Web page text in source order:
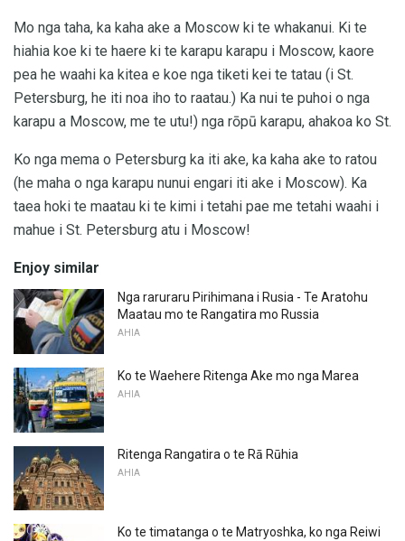
Mo nga taha, ka kaha ake a Moscow ki te whakanui. Ki te
hiahia koe ki te haere ki te karapu karapu i Moscow, kaore
pea he waahi ka kitea e koe nga tiketi kei te tatau (i St.
Petersburg, he iti noa iho to raatau.) Ka nui te puhoi o nga
karapu a Moscow, me te utu!) nga rōpū karapu, ahakoa ko St.
Ko nga mema o Petersburg ka iti ake, ka kaha ake to ratou
(he maha o nga karapu nunui engari iti ake i Moscow). Ka
taea hoki te maatau ki te kimi i tetahi pae me tetahi waahi i
mahue i St. Petersburg atu i Moscow!
Enjoy similar
Nga raruraru Pirihimana i Rusia - Te Aratohu
Maatau mo te Rangatira mo Russia
AHIA
Ko te Waehere Ritenga Ake mo nga Marea
AHIA
Ritenga Rangatira o te Rā Rūhia
AHIA
Ko te timatanga o te Matryoshka, ko nga Reiwi